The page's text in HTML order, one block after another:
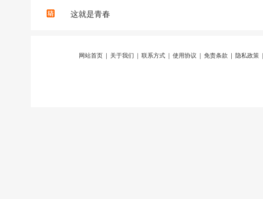
这就是青春
网站首页 关于我们 联系方式 使用协议 免责条款 隐私政策